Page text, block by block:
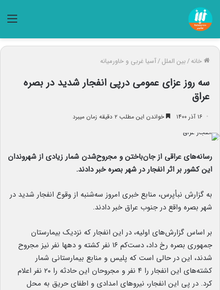
خانه/بین الملل/آسیا غربی و خاورمیانه
سه روز عزای عمومی درپی انفجار شدید در بصره
عراق
۱۶ آذر ۱۴۰۰ خواندن این مطلب ۲ دقیقه زمان میبرد
رسانه‌های عراقی از جان‌باختن و مجروح‌شدن شمار زیادی از شهروندان
این کشور بر اثر انفجار در شهر بصره خبر دادند.
به گزارش نبأپرس، منابع خبری امروز سه‌شنبه از وقوع انفجار شدید در
شهر بصره واقع در جنوب عراق خبر دادند.
بر اساس گزارش‌های اولیه، در این انفجار که نزدیک بیمارستان
جمهوری بصره رخ داد، دست‌کم ۱۶ نفر کشته و دهها نفر نیز مجروح
شدند، این در حالی است که پلیس و منابع بیمارستانی شمار
کشته‌های این انفجار را ۴ نفر و مجروحان این حادثه را ۲۰ نفر اعلام
کرد. در پی این انفجار، نیروهای امدادی و اطفای حریق به محل